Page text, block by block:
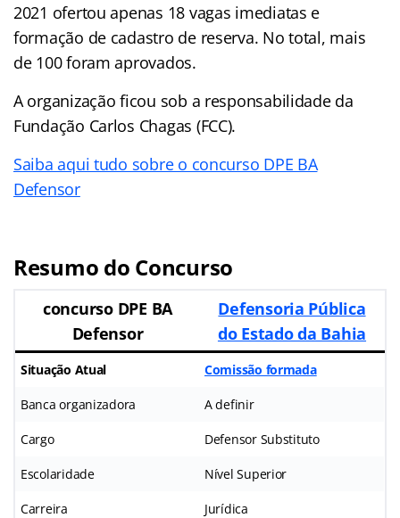
2021 ofertou apenas 18 vagas imediatas e
formação de cadastro de reserva. No total, mais
de 100 foram aprovados.
A organização ficou sob a responsabilidade da
Fundação Carlos Chagas (FCC).
Saiba aqui tudo sobre o concurso DPE BA
Defensor
Resumo do Concurso
concurso DPE BA
Defensor
Defensoria Pública
do Estado da Bahia
Situação Atual Comissão formada
Banca organizadora A definir
Cargo Defensor Substituto
Escolaridade Nível Superior
Carreira Jurídica